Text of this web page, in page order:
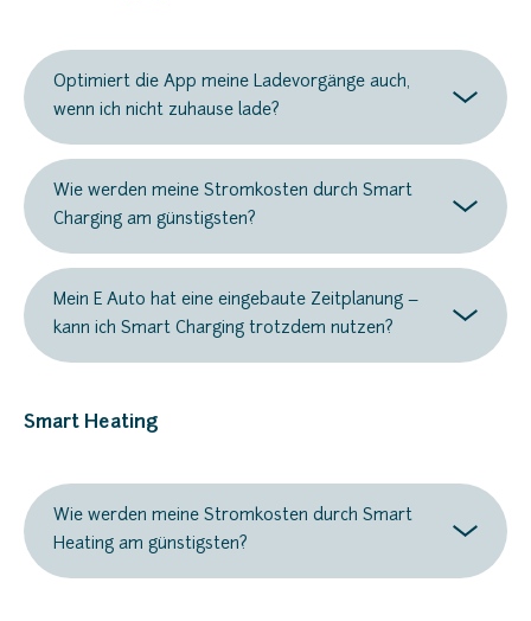
Optimiert die App meine Ladevorgänge auch,
wenn ich nicht zuhause lade?
Wie werden meine Stromkosten durch Smart
Charging am günstigsten?
Mein E Auto hat eine eingebaute Zeitplanung –
kann ich Smart Charging trotzdem nutzen?
Smart Heating
Wie werden meine Stromkosten durch Smart
Heating am günstigsten?